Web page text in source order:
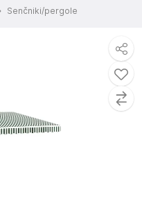
Senčniki/pergole